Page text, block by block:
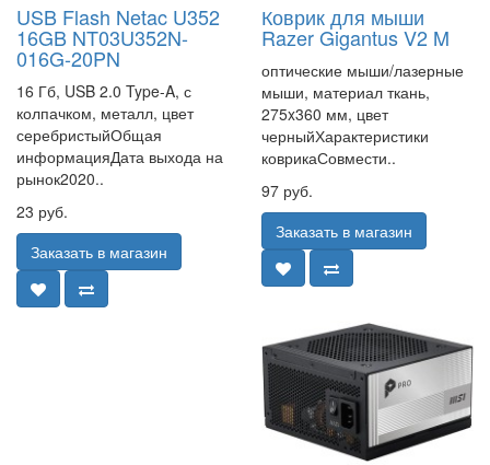
USB Flash Netac U352
16GB NT03U352N-
016G-20PN
16 Гб, USB 2.0 Type-A, с
колпачком, металл, цвет
серебристыйОбщая
информацияДата выхода на
рынок2020..
23 руб.
Заказать в магазин
Коврик для мыши
Razer Gigantus V2 M
оптические мыши/лазерные
мыши, материал ткань,
275x360 мм, цвет
черныйХарактеристики
коврикаСовмести..
97 руб.
Заказать в магазин